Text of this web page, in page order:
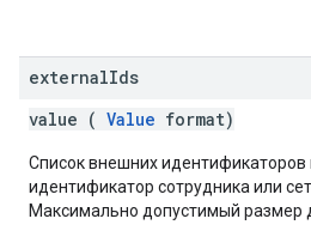
externalIds
value ( Value format)
Список внешних идентификаторов
идентификатор сотрудника или
Максимально допустимый размер